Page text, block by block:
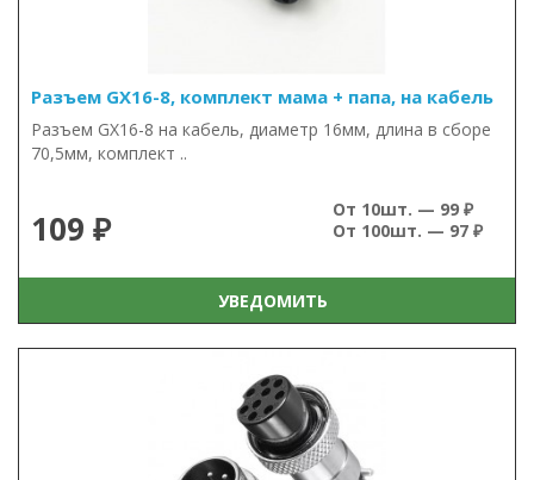
Разъем GX16-8, комплект мама + папа, на кабель
Разъем GX16-8 на кабель, диаметр 16мм, длина в сборе
70,5мм, комплект ..
109 ₽
От 10шт. — 99 ₽
От 100шт. — 97 ₽
УВЕДОМИТЬ